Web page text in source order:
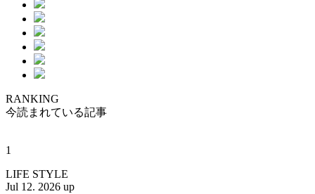
RANKING
今読まれている記事
1
LIFE STYLE
Jul 12. 2026 up